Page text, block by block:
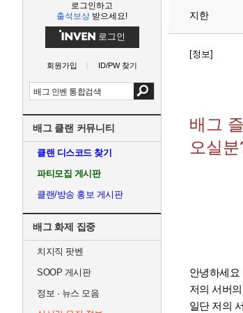
로그인하고
출석보상 받으세요!
로그인
회원가입 ID/PW 찾기
배그 클랜 커뮤니티
클랜 디스코드 찾기
파티모집 게시판
클랜/방송 홍보 게시판
배그 화제 집중
치지직 팟벤
SOOP 게시판
정보 · 뉴스 모음
지한
[정보]
배그
오실분
안녕하세요
저의 서버
일단 저의